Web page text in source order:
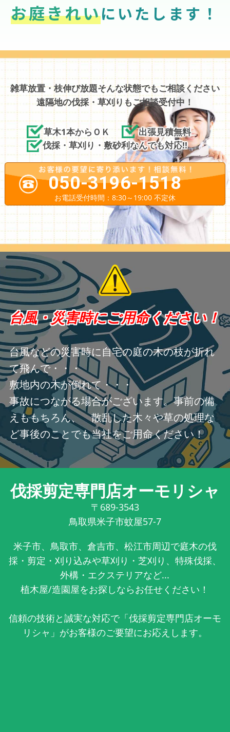
お庭きれいにいたします！
雑草放置・枝伸び放題そんな状態でもご相談ください
遠隔地の伐採・草刈りもご相談受付中！
草木1本からＯＫ
出張見積無料
伐採・草刈り・敷砂利なんでも対応!!
050-3196-1518
お電話受付時間：8:30～19:00 不定休
台風・災害時にご用命ください！
台風などの災害時に自宅の庭の木の枝が折れ
て飛んで・・・
敷地内の木が倒れて・・・
事故につながる場合がございます。事前の備
えももちろん、 散乱した木々や草の処理な
ど事後のことでも当社をご用命ください！
伐採剪定専門店オーモリシャ
〒689-3543
鳥取県米子市蚊屋57-7
米子市、鳥取市、倉吉市、松江市周辺で庭木の伐
採・剪定・刈り込みや草刈り・芝刈り、特殊伐採、
外構・エクステリアなど...
植木屋/造園屋をお探しならお任せください！
信頼の技術と誠実な対応で「伐採剪定専門店オーモ
リシャ」がお客様のご要望にお応えします。